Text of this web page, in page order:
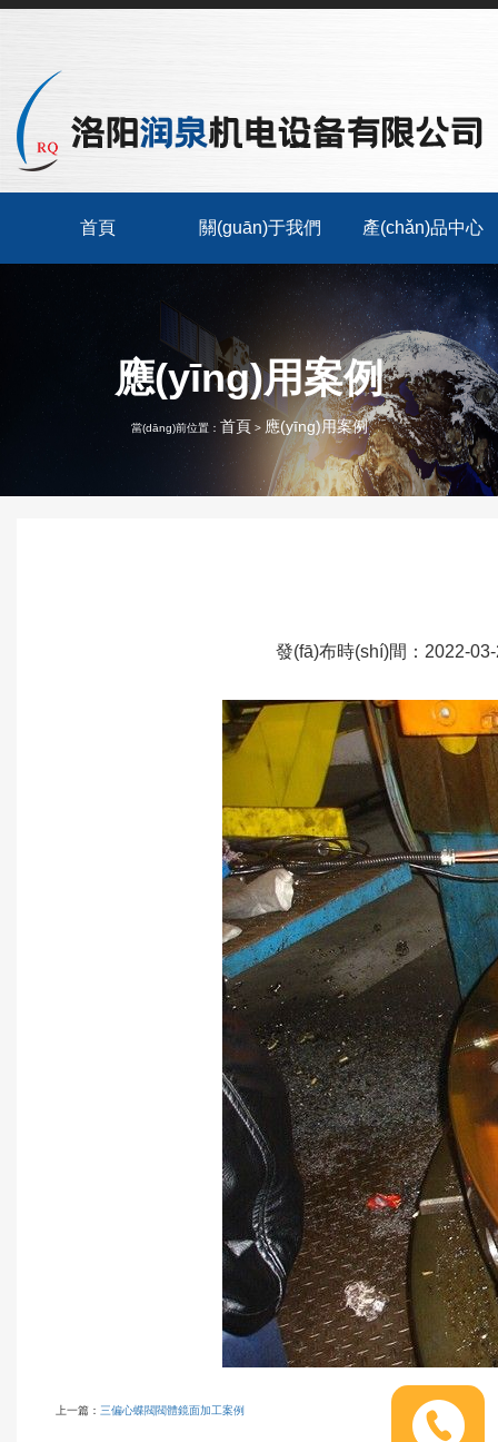
首頁 關(guān)于我們 產(chǎn)品中心
應(yīng)用案例
當(dāng)前位置： 首頁 > 應(yīng)用案例
發(fā)布時(shí)間：2022-
上一篇： 三偏心蝶閥閥體鏡面加工案例